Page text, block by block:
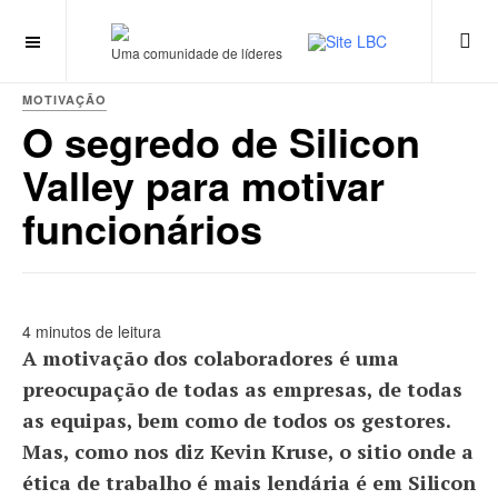
Uma comunidade de líderes
MOTIVAÇÃO
O segredo de Silicon
Valley para motivar
funcionários
4 minutos de leitura
A motivação dos colaboradores é uma
preocupação de todas as empresas, de todas
as equipas, bem como de todos os gestores.
Mas, como nos diz Kevin Kruse, o sitio onde a
ética de trabalho é mais lendária é em Silicon